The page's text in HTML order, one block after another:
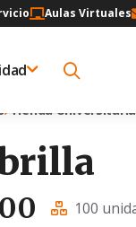
Aulas Virtuales
Tienda Universitaria
100